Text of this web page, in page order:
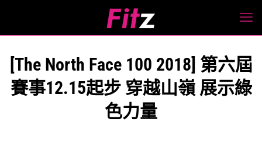
[The North Face 100 2018] 第六屆
賽事12.15起步 穿越山嶺 展示綠
色力量